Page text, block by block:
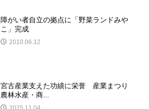
障がい者自立の拠点に「野菜ランドみや
こ」完成
2010.06.12
宮古産業支えた功績に栄誉 産業まつり
農林水産・商...